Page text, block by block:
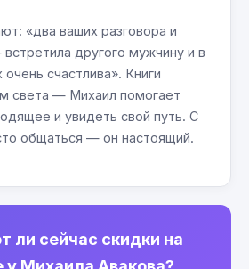
«два ваших разговора и
другого мужчину и в
счастлива». Книги
света — Михаил помогает
и увидеть свой путь. С
общаться — он настоящий.
ли сейчас скидки на